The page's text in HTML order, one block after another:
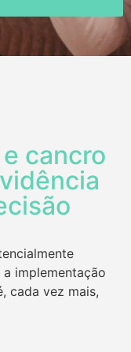
cancro
implementação
cada vez mais,